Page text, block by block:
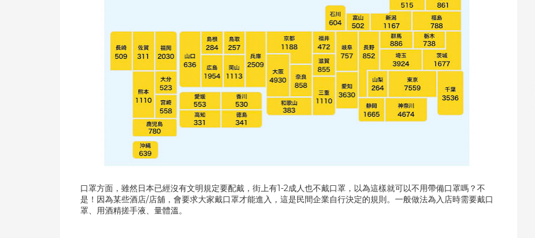
口罩方面，雖然日本已經沒有文明規定要配戴，街上有1-2成人也不戴口罩，以為這樣就可以不用帶備口罩嗎？不
是！因為某些酒店/店舖，會要求大家戴口罩才能進入，這是民間企業自行決定的規則。一般做法為入店時需要戴口
罩、用酒精搓手液、量體溫。